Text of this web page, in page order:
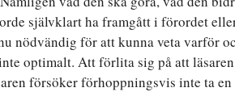
självklart ha framgått i förordet
nödvändig för att kunna veta varför
optimalt. Att förlita sig på att
försöker förhoppningsvis inte ta en